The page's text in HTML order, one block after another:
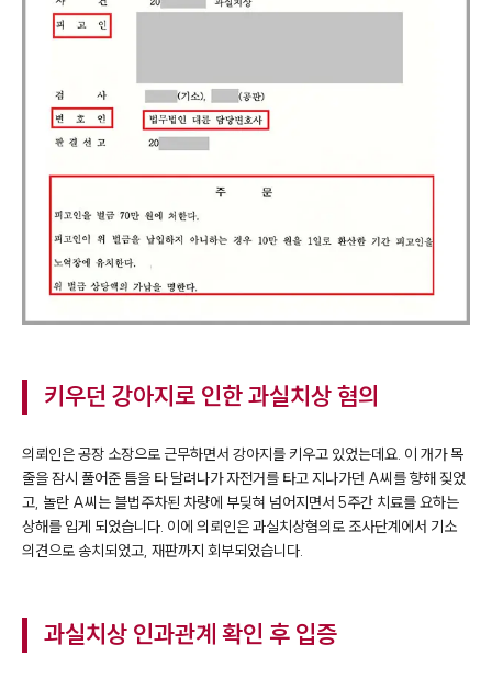
키우던 강아지로 인한 과실치상 혐의
의뢰인은 공장 소장으로 근무하면서 강아지를 키우고 있었는데요. 이 개가 목
줄을 잠시 풀어준 틈을 타 달려나가 자전거를 타고 지나가던 A씨를 향해 짖었
고, 놀란 A씨는 블법주차된 차량에 부딪혀 넘어지면서 5주간 치료를 요하는
상해를 입게 되었습니다. 이에 의뢰인은 과실치상혐의로 조사단계에서 기소
의견으로 송치되었고, 재판까지 회부되었습니다.
과실치상 인과관계 확인 후 입증